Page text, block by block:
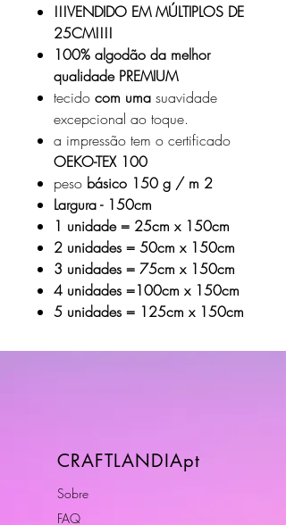
!!!VENDIDO EM MÚLTIPLOS DE
25CM!!!!
100% algodão da melhor
qualidade PREMIUM
tecido com uma suavidade
excepcional ao toque.
a impressão tem o certificado
OEKO-TEX 100
peso básico 150 g / m 2
Largura - 150cm
1 unidade = 25cm x 150cm
2 unidades = 50cm x 150cm
3 unidades = 75cm x 150cm
4 unidades =100cm x 150cm
5 unidades = 125cm x 150cm
CRAFTLANDIApt
Sobre
FAQ